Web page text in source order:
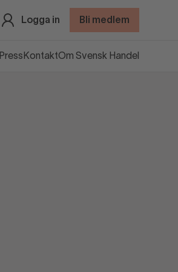
Logga in Bli medlem
Press KontaktOm Svensk Handel